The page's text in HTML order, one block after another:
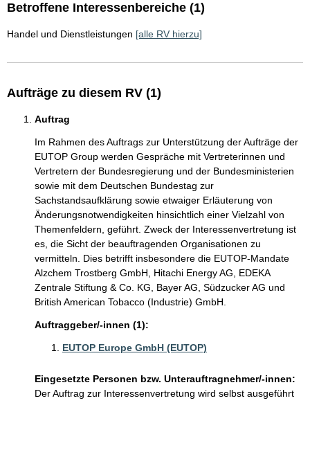
Betroffene Interessenbereiche (1)
Handel und Dienstleistungen [alle RV hierzu]
Aufträge zu diesem RV (1)
Auftrag
Im Rahmen des Auftrags zur Unterstützung der Aufträge der
EUTOP Group werden Gespräche mit Vertreterinnen und
Vertretern der Bundesregierung und der Bundesministerien
sowie mit dem Deutschen Bundestag zur
Sachstandsaufklärung sowie etwaiger Erläuterung von
Änderungsnotwendigkeiten hinsichtlich einer Vielzahl von
Themenfeldern, geführt. Zweck der Interessenvertretung ist
es, die Sicht der beauftragenden Organisationen zu
vermitteln. Dies betrifft insbesondere die EUTOP-Mandate
Alzchem Trostberg GmbH, Hitachi Energy AG, EDEKA
Zentrale Stiftung & Co. KG, Bayer AG, Südzucker AG und
British American Tobacco (Industrie) GmbH.
Auftraggeber/-innen (1):
EUTOP Europe GmbH (EUTOP)
Eingesetzte Personen bzw. Unterauftragnehmer/-innen:
Der Auftrag zur Interessenvertretung wird selbst ausgeführt